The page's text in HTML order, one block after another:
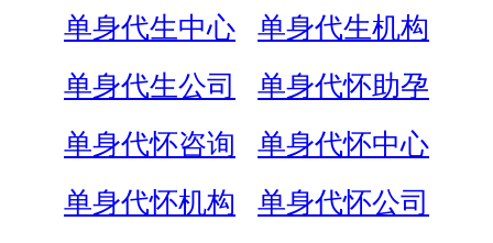
单身代生中心
单身代生机构
单身代生公司
单身代怀助孕
单身代怀咨询
单身代怀中心
单身代怀机构
单身代怀公司